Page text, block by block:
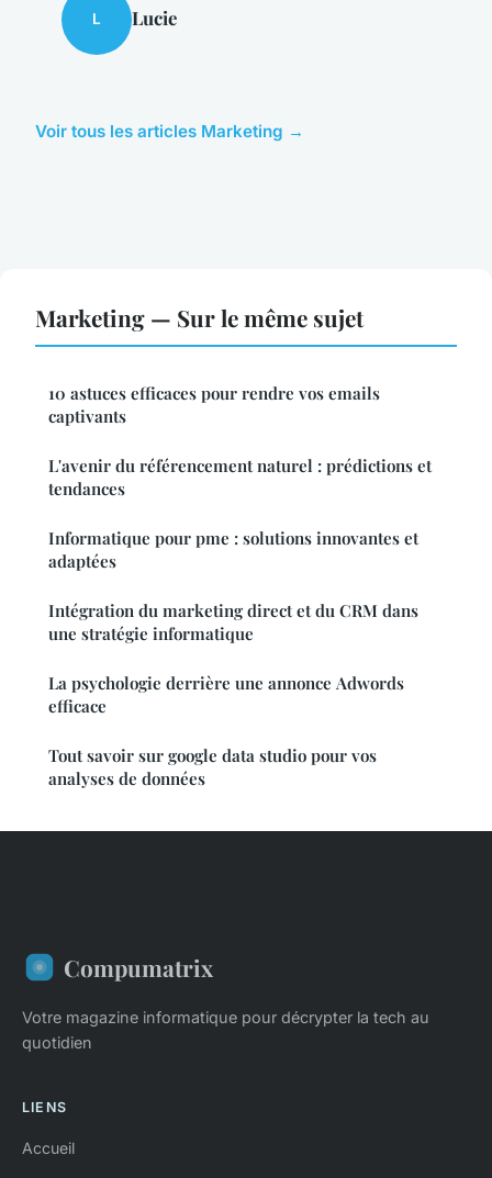
L Lucie
Voir tous les articles Marketing →
Marketing — Sur le même sujet
10 astuces efficaces pour rendre vos emails
captivants
L'avenir du référencement naturel : prédictions et
tendances
Informatique pour pme : solutions innovantes et
adaptées
Intégration du marketing direct et du CRM dans
une stratégie informatique
La psychologie derrière une annonce Adwords
efficace
Tout savoir sur google data studio pour vos
analyses de données
Compumatrix
Votre magazine informatique pour décrypter la tech au
quotidien
LIENS
Accueil